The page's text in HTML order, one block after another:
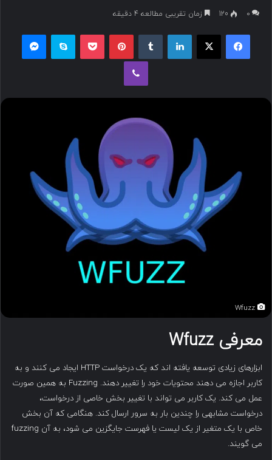
ر
ا
ا
ی
ل
۰
120 زمان تقریبی مطالعه 4 دقیقه
فیسبوک ایکس لینکداین پینتریست پاکت اسکایپ
وایبر
معرفیWfuzz
ابزارهای زیادی توسعه یافته اند که یک درخواست HTTP ایجاد می کنند و به
کاربر اجازه می دهند محتویات خود را تغییر دهند. Fuzzing به همین صورت
عمل می کند. یک کاربر می تواند با تغییر بخش خاصی از درخواست،
درخواست مشابهی را چندین بار به سرور ارسال کند. هنگامی که آن بخش
خاص با یک متغیر از یک لیست یا فهرست جایگزین می شود، به آن fuzzing
می گویند.